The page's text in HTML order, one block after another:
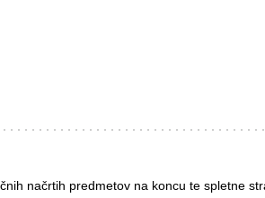
načrtih predmetov na koncu te spletne